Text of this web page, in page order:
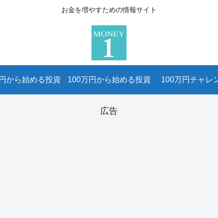
お金を増やすための情報サイト
から始める投資 100万円から始める投資 100万円チャレ
広告